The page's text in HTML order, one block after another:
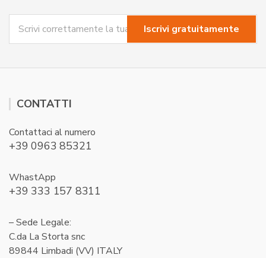
CONTATTI
Contattaci al numero
+39 0963 85321
WhastApp
+39 333 157 8311
– Sede Legale:
C.da La Storta snc
89844 Limbadi (VV) ITALY